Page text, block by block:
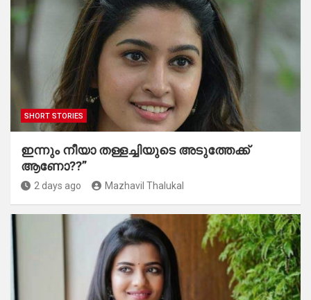
SHORT STORIES
ഇന്നും നീയാ തള്ളച്ചിയുടെ അടുത്തേക്ക്
ആണോ??”
2 days ago Mazhavil Thalukal